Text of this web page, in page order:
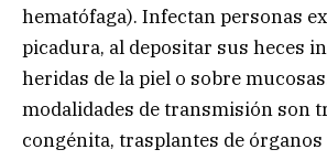
hematófaga). Infectan personas
picadura, al depositar sus heces
heridas de la piel o sobre
modalidades de transmisión son
congénita, trasplantes de